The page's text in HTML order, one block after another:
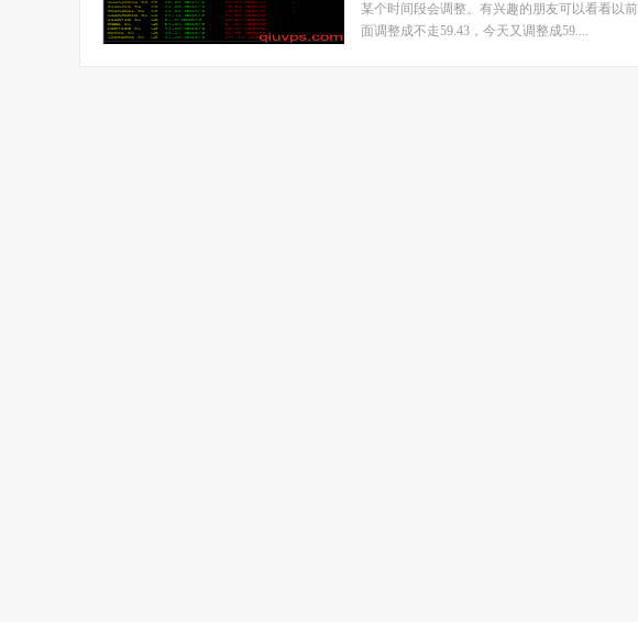
某个时间段会调整。有兴趣的朋友可以看看以
面调整成不走59.43，今天又调整成59....